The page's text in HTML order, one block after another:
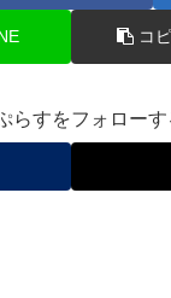
コ
らすをフォローす